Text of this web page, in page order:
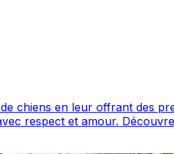
offrant des prestations de garde
le directement depuis sa fiche. Oeil